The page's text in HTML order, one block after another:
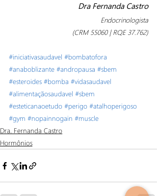
Dra Fernanda Castro
Endocrinologista
(CRM 55060 | RQE 37.762)
#iniciativasaudavel #bombatofora
#anaboblizante #andropausa #sbem
#esteroides #bomba #vidasaudavel
#alimentaçãosaudavel #sbem
#esteticanaoetudo #perigo #atalhoperigoso
#gym #nopainnogain #muscle
Dra. Fernanda Castro
Hormônios